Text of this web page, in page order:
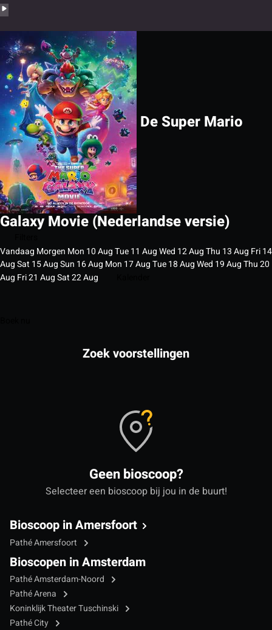
De Super Mario
Galaxy Movie (Nederlandse versie)
Vandaag Morgen Mon 10AugTue11 AugWed 12AugThu 13Aug Fri14
AugSat 15AugSun 16Aug Mon 17AugTue18AugWed 19AugThu20
Aug Fri21 AugSat22Aug
Zoek voorstellingen
Geen bioscoop?
Selecteer een bioscoop bij jou in de buurt!
Bioscoop in Amersfoort
Pathé Amersfoort
Bioscopen in Amsterdam
Pathé Amsterdam-Noord
Pathé Arena
Koninklijk Theater Tuschinski
Pathé City